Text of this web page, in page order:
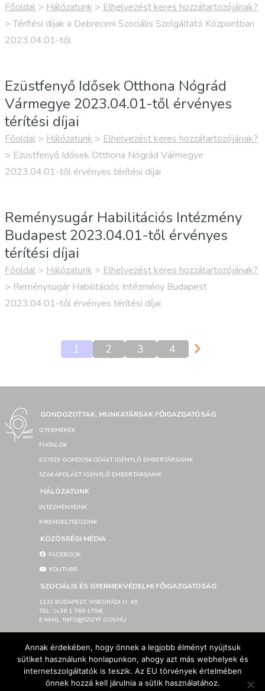
Főoldal > Hálózatunk > Elhelyezést keres hozzátartozójának?
>Térítési díjak a Debreceni Szociális Szolgáltató Központban
2023.04.01-től
Ezüstfenyő Idősek Otthona Nógrád
Vármegye 2023.04.01-től érvényes
térítési díjai
Főoldal > Hálózatunk > Elhelyezést keres hozzátartozójának?
> Ezüstfenyő Idősek Otthona Nógrád Vármegye
2023.04.01-től érvényes térítési díjai
Reménysugár Habilitációs Intézmény
Budapest 2023.04.01-től érvényes
térítési díjai
Főoldal > Hálózatunk > Elhelyezést keres hozzátartozójának?
> Reménysugár Habilitációs Intézmény Budapest
2023.04.01-től érvényes térítési díjai
1 2 3 4
GONDOZOTTAK, MUNKATÁRSAK FŐIGAZGATÓSÁG
GYERMEKEK
FIATALOK
EGYEDI GONDOSKODÁST IGÉNYLŐ EMBERTÁRSAINK
SZAKÁPOLÁST IGÉNYLŐ EMBERTÁRSAINK
HÁLÓZATUNK
INTÉZMÉNYEINK
KIRENDELTSÉGEINK
KÖZÖSSÉGI MÉDIA
FACEBOOK
YOUTUBE
SZOCIÁLIS ÉS GYERMEKVÉDELMI FŐIGAZGATÓSÁG
1132 BUDAPEST, VISEGRÁDI U. 49
TEL.: (+36 1 769-1704)
E-MAIL: INFO@SZGYF.GOV.HU
SAJTÓSZOBA
LETÖLTHETŐ LOGÓK
IMPRESSZUM
AKADÁLYMENTESÍTÉSI NYILATKOZAT
Annak érdekében, hogy önnek a legjobb élményt nyújtsuk
sütiket használunk honlapunkon, ahogy azt más webhelyek és
internetszolgáltatók is teszik. Az EU törvények értelmében
önnek hozzá kell járulnia a sütik használatához.